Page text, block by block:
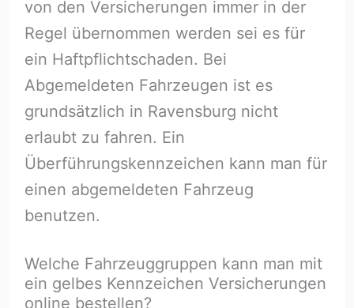
von den Versicherungen immer in der
Regel übernommen werden sei es für
ein Haftpflichtschaden. Bei
Abgemeldeten Fahrzeugen ist es
grundsätzlich in Ravensburg nicht
erlaubt zu fahren. Ein
Überführungskennzeichen kann man für
einen abgemeldeten Fahrzeug
benutzen.
Welche Fahrzeuggruppen kann man mit
ein gelbes Kennzeichen Versicherungen
online bestellen?